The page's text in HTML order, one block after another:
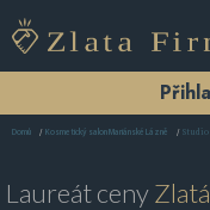
Domů Kosmetický salon Mariánské Lázně
Laureát ceny